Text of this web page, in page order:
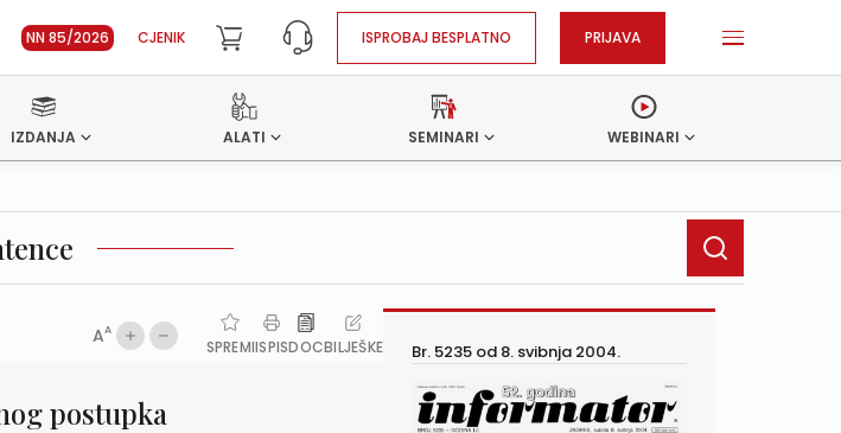
NN 85/2026 CJENIK ISPROBAJ BESPLATNO PRIJAVA
IZDANJA ALATI SEMINARI WEBINARI
AA
SPREMIISPISDOCBILJEŠKE
postupka
Br. 5235 od 8. svibnja 2004.